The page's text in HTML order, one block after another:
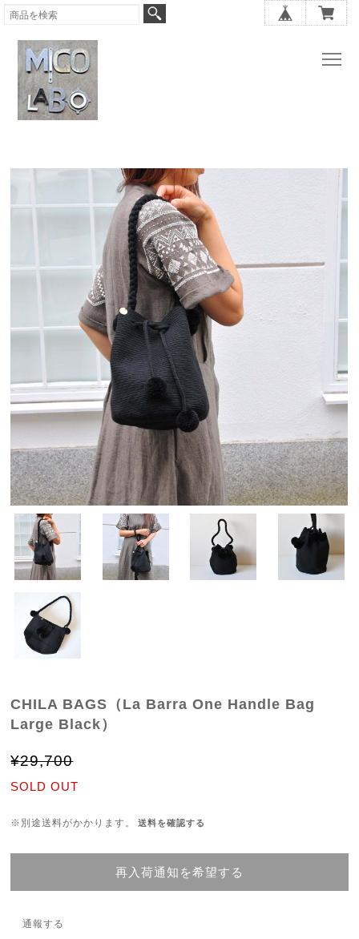
CHILA BAGS（La Barra One Handle Bag
Large Black）
¥29,700
SOLD OUT
※別途送料がかかります。 送料を確認する
再入荷通知を希望する
通報する